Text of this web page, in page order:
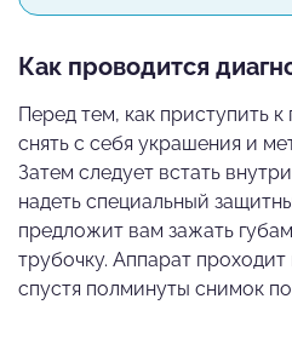
Как проводится
Перед тем, как приступить
снять с себя украшения и
Затем следует встать
надеть специальный
предложит вам зажать
трубочку. Аппарат
спустя полминуты снимок